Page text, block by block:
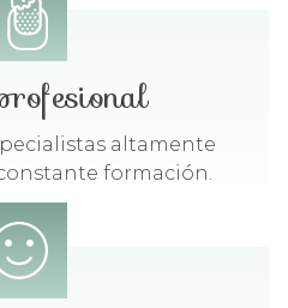
altamente
formación.